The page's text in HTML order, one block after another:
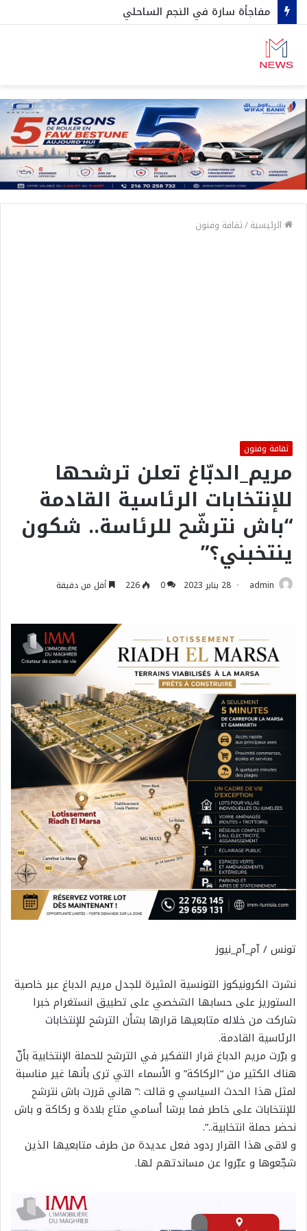
مفاجأة سارة في النجم الساحلي
الرئيسية/ثقافة وفنون
ثقافة وفنون
مريم_الدبّاغ تعلن ترشحها
للإنتخابات الرئاسية القادمة
“باش نترشّح للرئاسة.. شكون
ينتخبني؟”
admin 28 يناير 2023 0
226 أقل من دقيقة
تونس / آم_آم_نيوز
نشرت الكرونيكوز التونسية المثيرة للجدل مريم الدباغ عبر خاصية
الستوريز على حسابها الشخصي على تطبيق انستغرام خبرا
شاركت من خلاله متابعيها قرارها بشأن الترشح للإنتخابات
الرئاسية القادمة.
و برّرت مريم الدباغ قرار التفكير في الترشح للحملة الإنتخابية بأنّ
هناك الكثير من “الركاكة” و الأسماء التي ترى بأنها غير مناسبة
لمثل هذا الحدث السياسي و قالت :” هاني قررت باش نترشح
للإنتخابات على خاطر فما برشا أسامي متاع بلادة و ركاكة و باش
نحضر حملة انتخابية..”.
و لاقى هذا القرار ردود فعل عديدة من طرف متابعيها الذين
شجّعوها و عبّروا عن مساندتهم لها.